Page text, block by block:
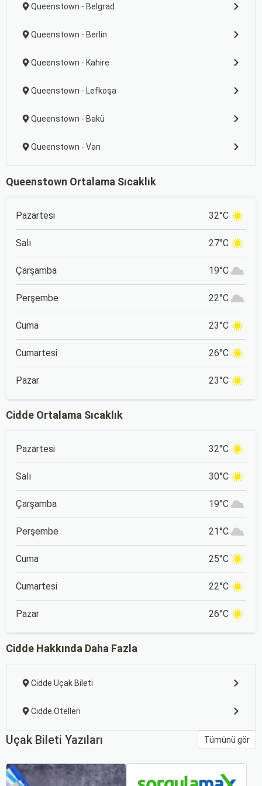
Queenstown - Belgrad
Queenstown - Berlin
Queenstown - Kahire
Queenstown - Lefkoşa
Queenstown - Bakü
Queenstown - Van
Queenstown Ortalama Sıcaklık
Pazartesi 32°C
Salı 27°C
Çarşamba 19°C
Perşembe 22°C
Cuma 23°C
Cumartesi 26°C
Pazar 23°C
Cidde Ortalama Sıcaklık
Pazartesi 32°C
Salı 30°C
Çarşamba 19°C
Perşembe 21°C
Cuma 25°C
Cumartesi 22°C
Pazar 26°C
Cidde Hakkında Daha Fazla
Cidde Uçak Bileti
Cidde Otelleri
Uçak Bileti Yazıları Tümünü gör